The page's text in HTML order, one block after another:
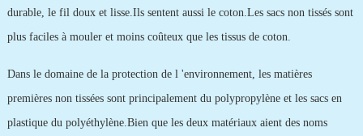
durable, le fil doux et lisse.Ils sentent aussi le coton.Les sacs non tissés sont
plus faciles à mouler et moins coûteux que les tissus de coton.
Dans le domaine de la protection de l 'environnement, les matières
premières non tissées sont principalement du polypropylène et les sacs en
plastique du polyéthylène.Bien que les deux matériaux aient des noms